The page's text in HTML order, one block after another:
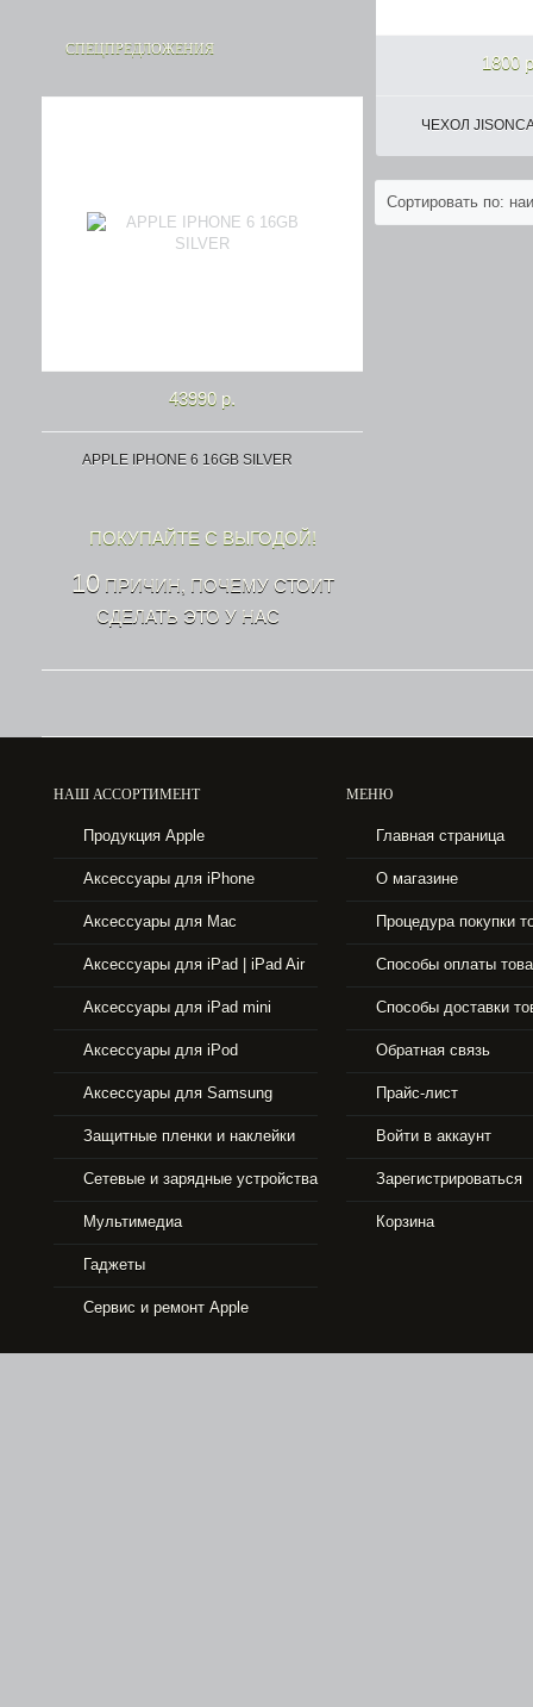
1800
ЧЕХОЛ
Сортировать по:
СПЕЦПРЕДЛОЖЕНИЯ
43990 р.
APPLE IPHONE 6 16GB SILVER
43990 р.
APPLE IPHONE 5S 16GB GOLD
ПОКУПАЙТЕ С ВЫГОДОЙ!
10ПРИЧИН, ПОЧЕМУ СТОИТ
СДЕЛАТЬ ЭТО У НАС
НАШ АССОРТИМЕНТ
Продукция Apple
Аксессуары для iPhone
Аксессуары для Mac
Аксессуары для iPad | iPad Air
Аксессуары для iPad mini
Аксессуары для iPod
Аксессуары для Samsung
Защитные пленки и наклейки
Сетевые и зарядные устройства
Мультимедиа
Гаджеты
Сервис и ремонт Apple
МЕНЮ
Главная страница
О магазине
Процедура покупки
Способы оплаты
Способы доставки
Обратная связь
Прайс-лист
Войти в аккаунт
Зарегистрироваться
Корзина